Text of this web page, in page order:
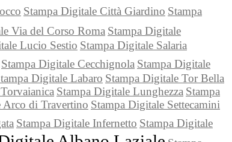
Stampa Digitale Città Giardino Stampa
Via del Corso Roma Stampa Digitale
Lucio Sestio Stampa Digitale Salaria
Stampa Digitale Cecchignola Stampa Digitale
Digitale Labaro Stampa Digitale Tor Bella
Stampa Digitale Lunghezza Stampa
Arco di Travertino Stampa Digitale Settecamini
Stampa Digitale Infernetto Stampa Digitale